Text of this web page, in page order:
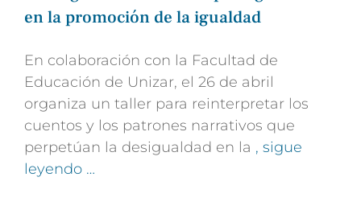
en la promoción de la igualdad
En colaboración con la Facultad de
Educación de Unizar, el 26 de abril
organiza un taller para reinterpretar los
cuentos y los patrones narrativos que
perpetúan la desigualdad en la , sigue
leyendo …